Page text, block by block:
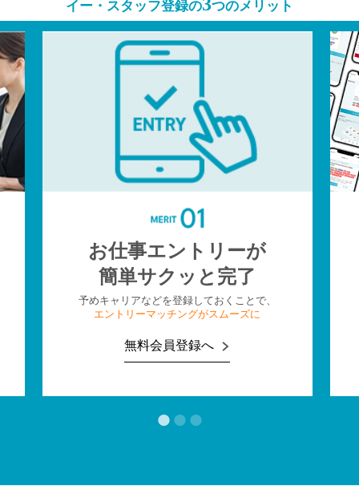
イー・スタッフ登録の つのメリット
お仕事エントリーが
簡単サクッと完了
予めキャリアなどを登録しておくことで、
エントリーマッチングがスムーズに
無料会員登録へ